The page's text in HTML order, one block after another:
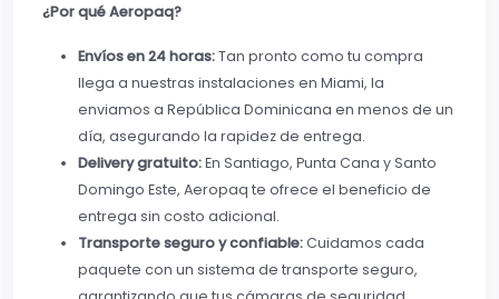
¿Por qué Aeropaq?
Envíos en 24 horas:Tan pronto como tu compra
llega a nuestras instalaciones en Miami, la
enviamos a República Dominicana en menos de un
día, asegurando la rapidez de entrega.
Delivery gratuito:En Santiago, Punta Cana y Santo
Domingo Este, Aeropaq te ofrece el beneficio de
entrega sin costo adicional.
Transporte seguro y confiable:Cuidamos cada
paquete con un sistema de transporte seguro,